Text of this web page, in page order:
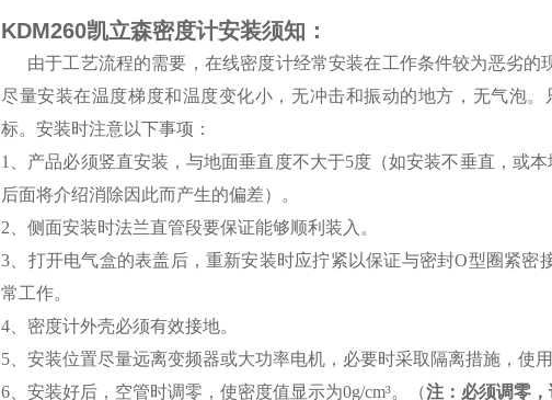
KDM260凯立森密度计安装须知：
由于工艺流程的需要，在线密度计经常安装在工作条件较为恶劣的
尽量安装在温度梯度和温度变化小，无冲击和振动的地方，无气泡
标。安装时注意以下事项：
1、产品必须竖直安装，与地面垂直度不大于5度（如安装不垂直，或
后面将介绍消除因此而产生的偏差）。
2、侧面安装时法兰直管段要保证能够顺利装入。
3、 打开电气盒的表盖后，重新安装时应拧紧以保证与密封O型圈紧密
常工作。
4、密度计外壳必须有效接地。
5、安装位置尽量远离变频器或大功率电机，必要时采取隔离措施，使
6、安装好后，空管时调零，使密度值显示为0g/cm³。（注：必须调零